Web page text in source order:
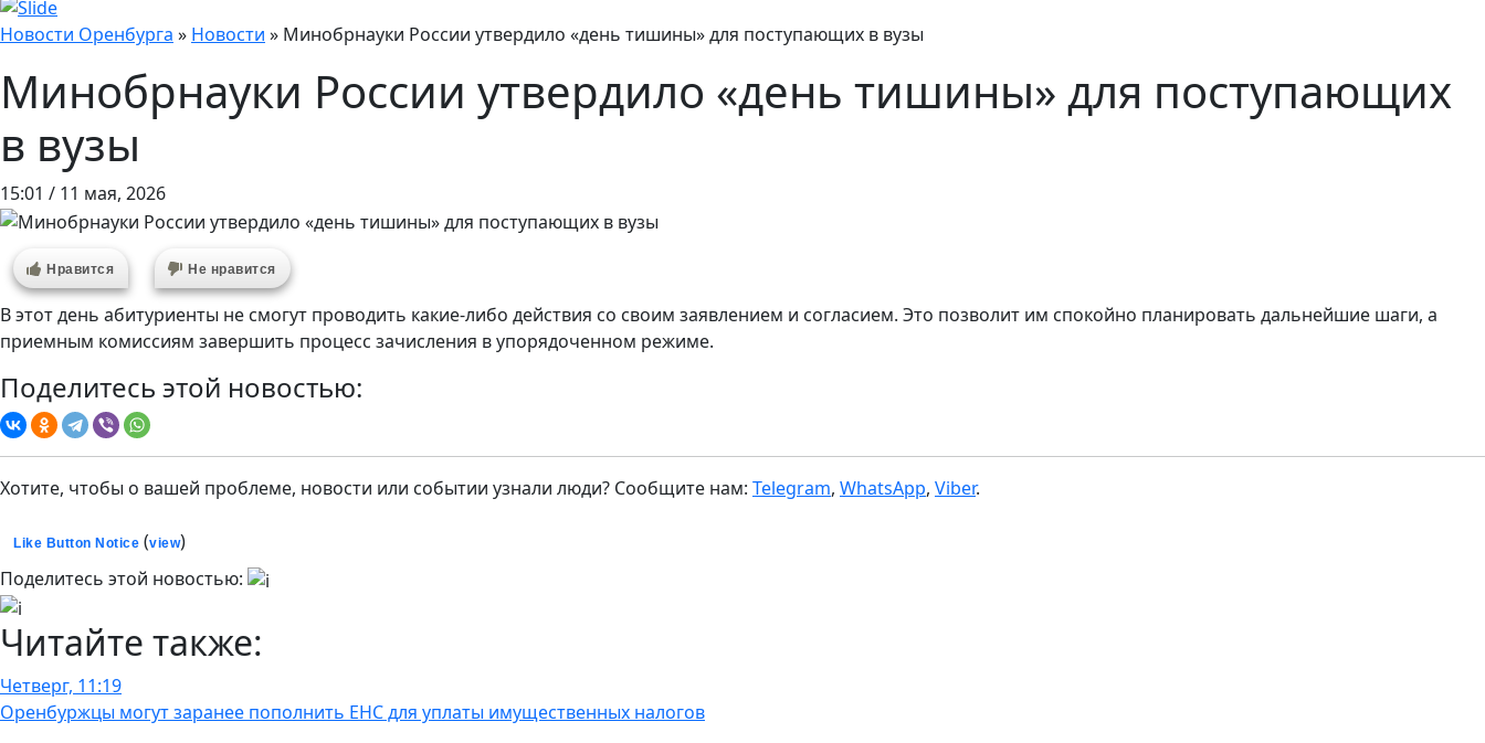
Новости Оренбурга » Новости » Минобрнауки России утвердило «день тишины» для поступающих в вузы
Минобрнауки России утвердило «день тишины» для поступающих
в вузы
15:01 / 11 мая, 2026
Нравится Не нравится
В этот день абитуриенты не смогут проводить какие-либо действия со своим заявлением и согласием. Это позволит им спокойно планировать дальнейшие шаги, а
приемным комиссиям завершить процесс зачисления в упорядоченном режиме.
Поделитесь этой новостью:
Хотите, чтобы о вашей проблеме, новости или событии узнали люди? Сообщите нам: Telegram, WhatsApp, Viber.
Like Button Notice (view)
Поделитесь этой новостью:
Читайте также:
Четверг, 11:19
Оренбуржцы могут заранее пополнить ЕНС для уплаты имущественных налогов